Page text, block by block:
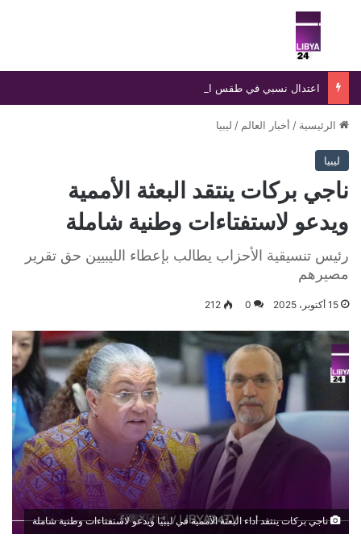
بحث عن
الرئيسية / أخبار العالم / ليبيا
ليبيا
ناجي بركات ينتقد البعثة الأممية
ويدعو لاستفتاءات وطنية شاملة
رئيس تنسيقية الأحزاب يطالب بإعطاء الليبيين حق تقرير
مصيرهم
15 أكتوبر، 2025 0
212
ناجي بركات ينتقد أداء البعثة الأممية في ليبيا ويدعو لاستفتاءات وطنية شاملة